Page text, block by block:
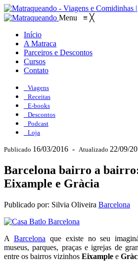
Menu ≡ ╳
Início
A Matraca
Parceiros e Descontos
Cursos
Contato
Viagens
Receitas
E-books
Descontos
Podcast
Loja
Publicado 16/03/2016 - Atualizado 22/09/
Barcelona bairro a
Eixample e Gràcia
Publicado por: Silvia Oliveira Barcelona
A Barcelona que existe no seu
museus, parques, praças e igrejas de
entre os bairros vizinhos Eixample e